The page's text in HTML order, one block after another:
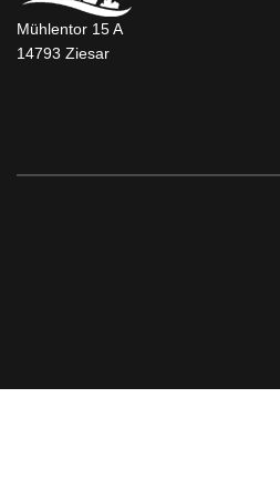
Mühlentor 15 A
14793 Ziesar